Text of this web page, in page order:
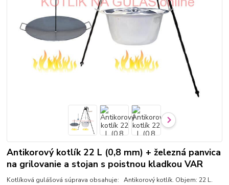
Antikorový kotlík 22 L (0,8 mm) + železná panvica
na grilovanie a stojan s poistnou kladkou VAR
Kotlíková gulášová súprava obsahuje: Antikorový kotlík. Objem: 22 L.